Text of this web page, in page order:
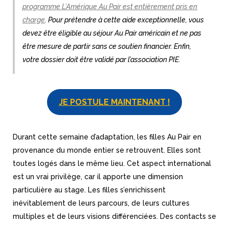
programme L’Amérique Au Pair est entièrement pris en
charge. Pour prétendre à cette aide exceptionnelle, vous
devez être éligible au séjour Au Pair américain et ne pas
être mesure de partir sans ce soutien financier. Enfin,
votre dossier doit être validé par l’association PIE.
JE POSTULE MAINTENANT !
Durant cette semaine d’adaptation, les filles Au Pair en
provenance du monde entier se retrouvent. Elles sont
toutes logés dans le même lieu. Cet aspect international
est un vrai privilège, car il apporte une dimension
particulière au stage. Les filles s’enrichissent
inévitablement de leurs parcours, de leurs cultures
multiples et de leurs visions différenciées. Des contacts se